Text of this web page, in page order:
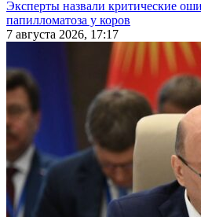
Эксперты назвали критические
папилломатоза у коров
7 августа 2026, 17:17